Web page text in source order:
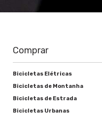
Comprar
Bicicletas Elétricas
Bicicletas de Montanha
Bicicletas de Estrada
Bicicletas Urbanas